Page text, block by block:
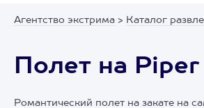
Агентство экстрима > Каталог
Полет на
Романтический полет на закате на